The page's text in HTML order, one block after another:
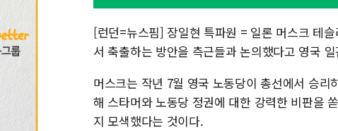
[런던=뉴스핌] 장일현 특파원 = 일론 머스크 테
서 축출하는 방안을 측근들과 논의했다고 영국
머스크는 작년 7월 영국 노동당이 총선에서 승
해 스타머와 노동당 정권에 대한 강력한 비판을
지 모색했다는 것이다.